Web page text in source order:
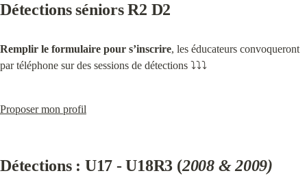
Détections séniors R2 D2
Remplir le formulaire pour s’inscrire, les éducateurs convoqueront
par téléphone sur des sessions de détections ⤵️⤵️⤵️
Proposer mon profil
Détections : U17 - U18R3 (2008 & 2009)